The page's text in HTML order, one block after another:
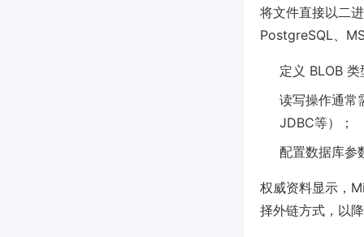
将文件直接以二
PostgreSQL、
定义 BLOB
读写操作通常
JDBC等）；
配置数据库参
权威资料显示，
择外链方式，以